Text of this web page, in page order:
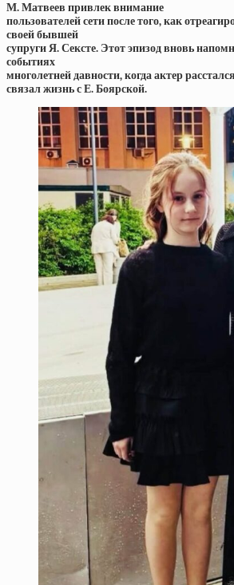
М. Матвеев привлек внимание
пользователей сети после того, как
своей бывшей
супруги Я. Сексте. Этот эпизод вновь
событиях
многолетней давности, когда актер
связал жизнь с Е. Боярской.